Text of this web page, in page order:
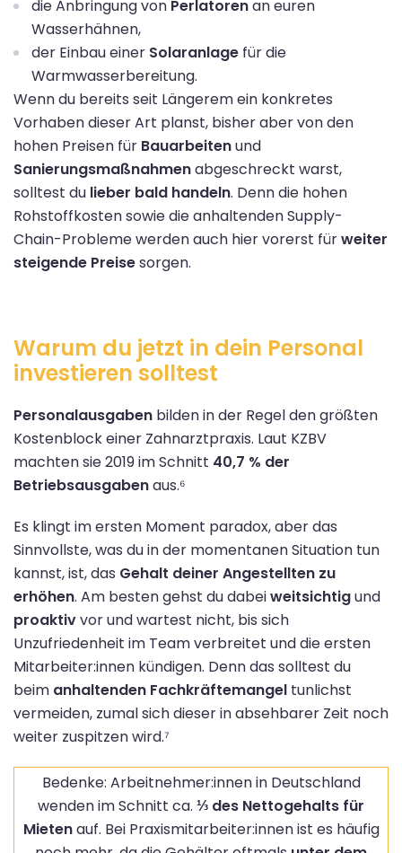
die Anbringung von Perlatorenan euren
Wasserhähnen,
der Einbau einer Solaranlage für die
Warmwasserbereitung.
Wenn du bereits seit Längerem ein konkretes
Vorhaben dieser Art planst, bisher aber von den
hohen Preisen für Bauarbeitenund
Sanierungsmaßnahmenabgeschreckt warst,
solltest du lieber bald handeln. Denn die hohen
Rohstoffkosten sowie die anhaltenden Supply-
Chain-Probleme werden auch hier vorerst fürweiter
steigende Preisesorgen.
Warum du jetzt in dein Personal
investieren solltest
Personalausgaben bilden in der Regel den größten
Kostenblock einer Zahnarztpraxis. Laut KZBV
machten sie 2019 im Schnitt 40,7 % der
Betriebsausgabenaus.⁶
Es klingt im ersten Moment paradox, aber das
Sinnvollste, was du in der momentanen Situation tun
kannst, ist, das Gehalt deiner Angestellten zu
erhöhen. Am besten gehst du dabeiweitsichtigund
proaktivvor und wartest nicht, bis sich
Unzufriedenheit im Team verbreitet und die ersten
Mitarbeiter:innen kündigen. Denn das solltest du
beim anhaltenden Fachkräftemangel tunlichst
vermeiden, zumal sich dieser in absehbarer Zeit noch
weiter zuspitzen wird.⁷
Bedenke: Arbeitnehmer:innen in Deutschland
wenden im Schnitt ca. ⅓ des Nettogehalts für
Mietenauf. Bei Praxismitarbeiter:innen ist es häufig